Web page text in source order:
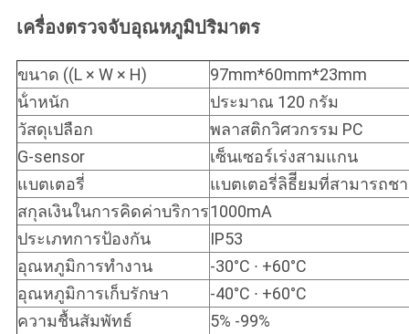
เครื่องตรวจจับอุณหภูมิปริมาตร
ขนาด ((L × W × H)
97mm*60mm*23mm
น้ําหนัก
ประมาณ 120 กรัม
วัสดุเปลือก
พลาสติกวิศวกรรม PC
G-sensor
เซ็นเซอร์เร่งสามแกน
แบตเตอรี่
แบตเตอรี่ลิธีียมที่สามารถช
สกุลเงินในการคิดค่าบริการ1000mA
ประเภทการป้องกัน
IP53
อุณหภูมิการทํางาน
-30°C ∙ +60°C
อุณหภูมิการเก็บรักษา
-40°C ∙ +60°C
ความชื้นสัมพัทธ์
5% -99%